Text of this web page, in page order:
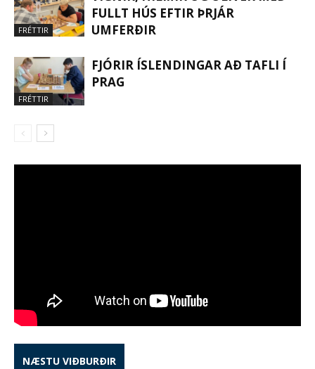
FRÉTTIR
FULLT HÚS EFTIR ÞRJÁR
UMFERÐIR
FRÉTTIR
FJÓRIR ÍSLENDINGAR AÐ TAFLI Í
PRAG
NÆSTU VIÐBURÐIR